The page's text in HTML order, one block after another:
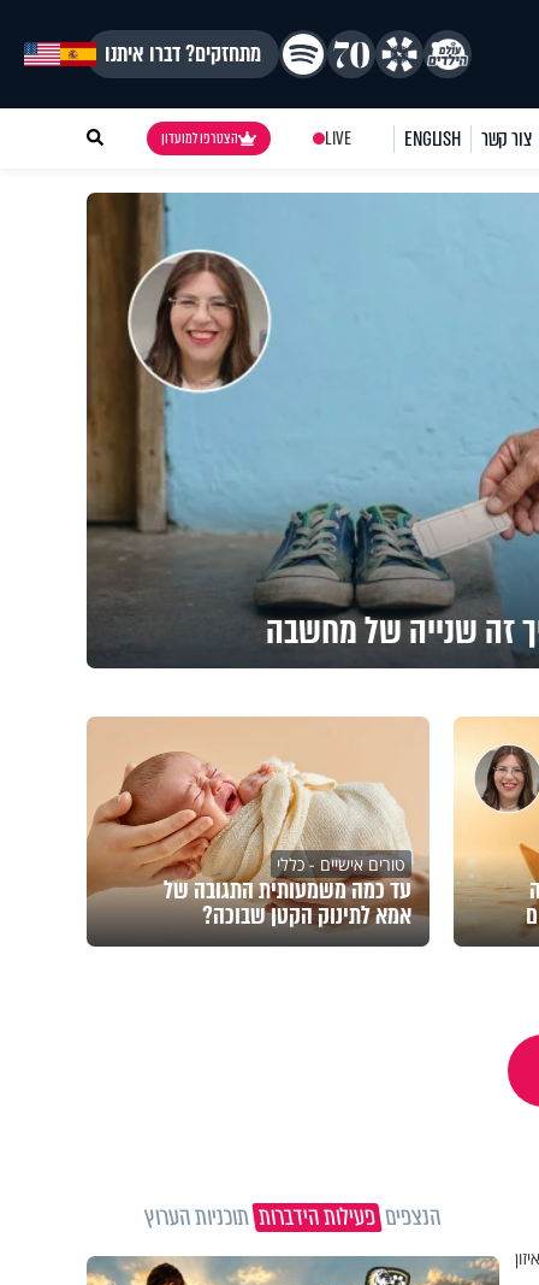
מתחזקים? דברו איתנו
צור קשר ENGLISH
LIVE הצטרפו למועדון
זה שנייה של מחשבה
טורים אישיים - כללי
עד כמה משמעותית התגובה של
אמא לתינוק הקטן שבוכה?
הנצפיםפעילות הידברותתוכניות הערוץ